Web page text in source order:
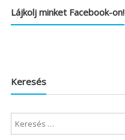
Lájkolj minket Facebook-on!
Keresés